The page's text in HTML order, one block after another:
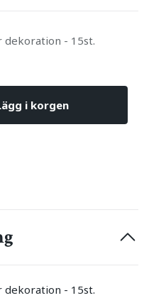
dekoration - 15st.
i korgen
dekoration - 15st.